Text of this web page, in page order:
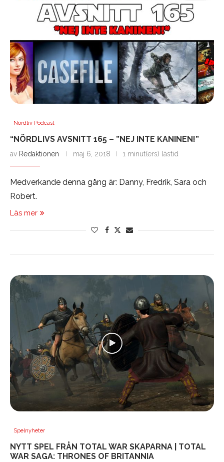
Nördliv Podcast
“NÖRDLIVS AVSNITT 165 – ”NEJ INTE KANINEN!”
av Redaktionen maj 6, 2018 1 minut(ers) lästid
Medverkande denna gång är: Danny, Fredrik, Sara och
Robert.
Läs mer
Spelnyheter
NYTT SPEL FRÅN TOTAL WAR SKAPARNA | TOTAL
WAR SAGA: THRONES OF BRITANNIA